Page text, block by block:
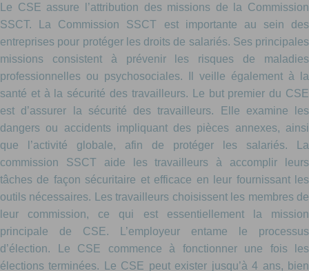
Le CSE assure l’attribution des missions de la Commission
SSCT. La Commission SSCT est importante au sein des
entreprises pour protéger les droits de salariés. Ses principales
missions consistent à prévenir les risques de maladies
professionnelles ou psychosociales. Il veille également à la
santé et à la sécurité des travailleurs. Le but premier du CSE
est d’assurer la sécurité des travailleurs. Elle examine les
dangers ou accidents impliquant des pièces annexes, ainsi
que l’activité globale, afin de protéger les salariés. La
commission SSCT aide les travailleurs à accomplir leurs
tâches de façon sécuritaire et efficace en leur fournissant les
outils nécessaires. Les travailleurs choisissent les membres de
leur commission, ce qui est essentiellement la mission
principale de CSE. L’employeur entame le processus
d’élection. Le CSE commence à fonctionner une fois les
élections terminées. Le CSE peut exister jusqu’à 4 ans, bien